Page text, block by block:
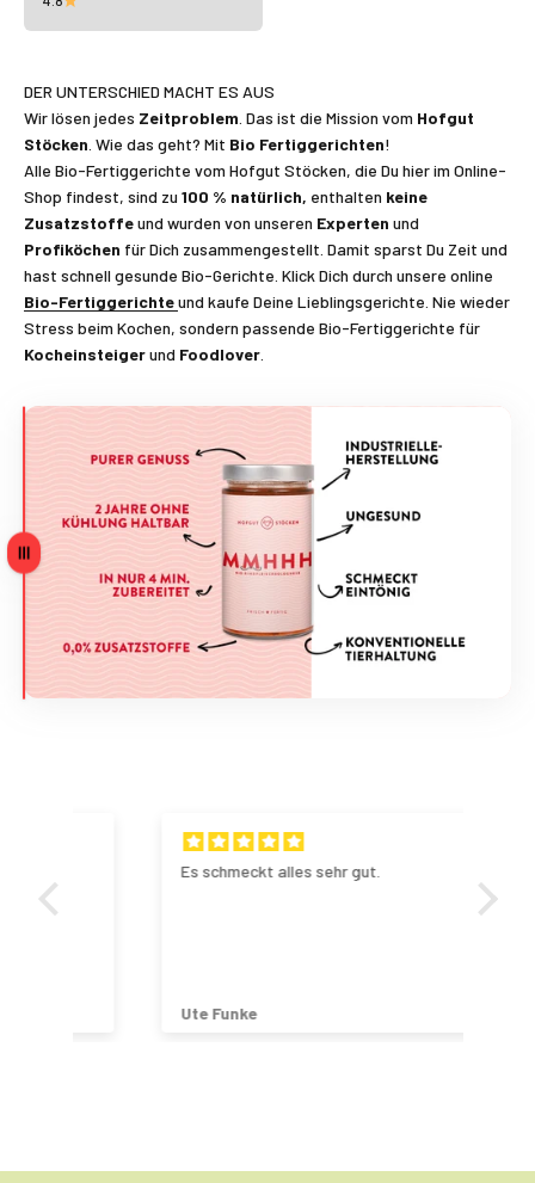
DER UNTERSCHIED MACHT ES AUS
Wir lösen jedes Zeitproblem. Das ist die Mission vom Hofgut
Stöcken. Wie das geht? Mit Bio Fertiggerichten!
Alle Bio-Fertiggerichte vom Hofgut Stöcken, die Du hier im Online-
Shop findest, sind zu 100 % natürlich, enthalten keine
Zusatzstoffeund wurden von unseren Experten und
Profiköchen für Dich zusammengestellt. Damit sparst Du Zeit und
hast schnell gesunde Bio-Gerichte. Klick Dich durch unsere online
Bio-Fertiggerichteund kaufe Deine Lieblingsgerichte. Nie wieder
Stress beim Kochen, sondern passende Bio-Fertiggerichte für
Kocheinsteigerund Foodlover.
Ziehen
Es schmeckt alles sehr gut.
Ute Funke